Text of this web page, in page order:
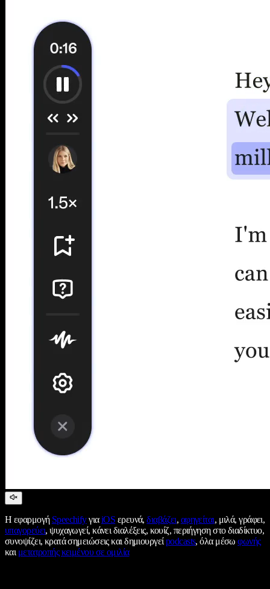
Η εφαρμογή SpeechifyγιαiOS ερευνά,διαβάζει, αφηγείται, μιλά, γράφει,
υπαγορεύει, ψυχαγωγεί, κάνει διαλέξεις, κουίζ, περιήγηση στο διαδίκτυο,
συνοψίζει, κρατά σημειώσεις και δημιουργείpodcasts, όλα μέσωφωνής
καιμετατροπής κειμένου σε ομιλία